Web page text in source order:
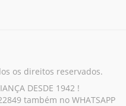
os direitos reservados.
DESDE 1942 !
também no WHATSAPP